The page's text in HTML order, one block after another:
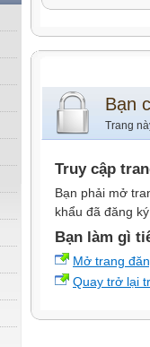
Bạn
Trang
Truy cập
Bạn phải mở
khẩu đã đăng
Bạn làm gì
Mở trang
Quay trở lại